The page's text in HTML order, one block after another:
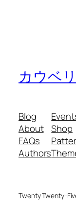
カウベ
Blog
About
FAQs
Authors
Shop
Twenty Twenty-